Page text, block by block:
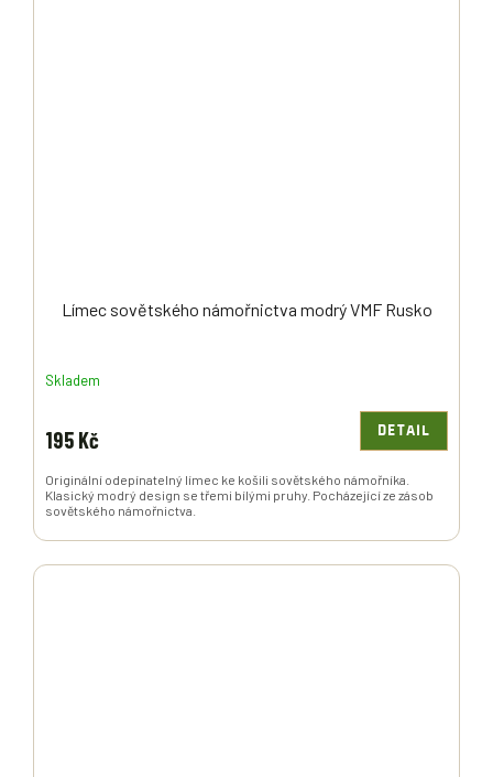
Límec sovětského námořnictva modrý VMF Rusko
Skladem
195 Kč DETAIL
Originální odepínatelný límec ke košili sovětského námořníka.
Klasický modrý design se třemi bílými pruhy. Pocházející ze zásob
sovětského námořnictva.